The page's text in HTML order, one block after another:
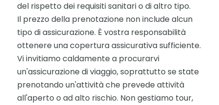
del rispetto dei requisiti sanitari o di altro tipo.
Il prezzo della prenotazione non include alcun
tipo di assicurazione. È vostra responsabilità
ottenere una copertura assicurativa sufficiente.
Vi invitiamo caldamente a procurarvi
un'assicurazione di viaggio, soprattutto se state
prenotando un'attività che prevede attività
all'aperto o ad alto rischio. Non gestiamo tour,